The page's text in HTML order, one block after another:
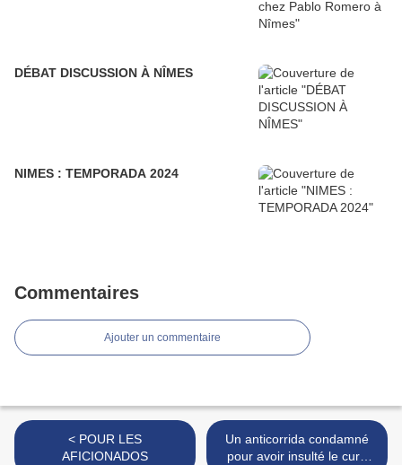
DÉBAT DISCUSSION À NÎMES
NIMES : TEMPORADA 2024
Commentaires
Ajouter un commentaire
< POUR LES
AFICIONADOS
Un anticorrida condamné
pour avoir insulté le curé